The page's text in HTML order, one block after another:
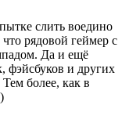
слить воедино
рядовой геймер с
Да и ещё
фэйсбуков и других
более, как в